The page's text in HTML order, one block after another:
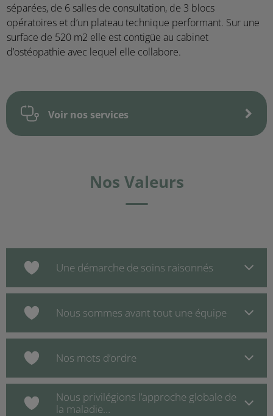
séparées, de 6 salles de consultation, de 3 blocs
opératoires et d’un plateau technique performant. Sur une
surface de 520 m2 elle est contigüe au cabinet
d’ostéopathie avec lequel elle collabore.
Voir nos services
Nos Valeurs
Une démarche de soins raisonnés
Nous sommes avant tout une équipe
Nos mots d’ordre
Nous privilégions l’approche globale de
la maladie…